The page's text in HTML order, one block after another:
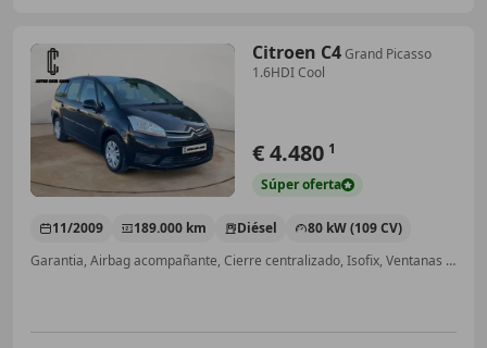
Citroen C4Grand Picasso
1.6HDI Cool
€ 4.480 1
Súperoferta
11/2009 189.000 km Diésel
80 kW (109 CV)
Garantia, Airbag acompañante, Cierre centralizado, Isofix, Ventanas tintadas, Aire Acondicionado, Ordenador, CD